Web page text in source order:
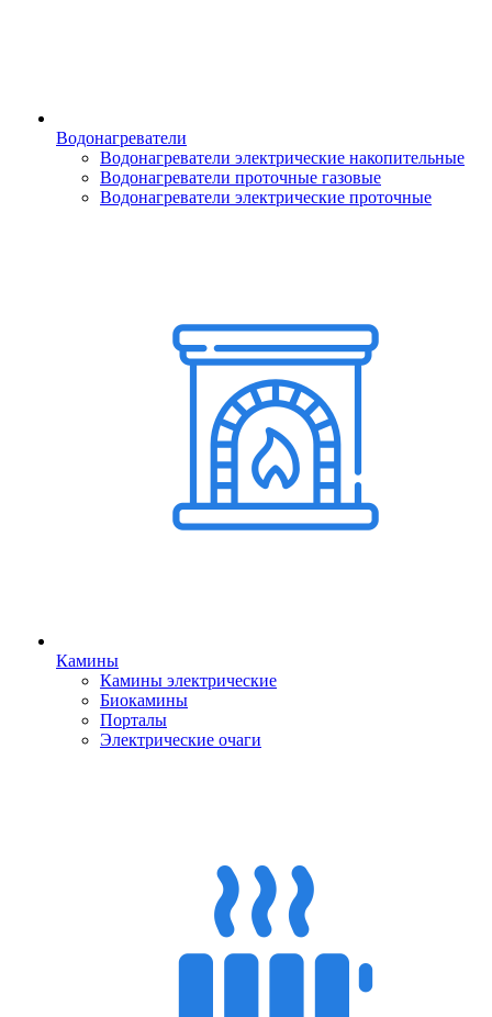
Водонагреватели
Водонагреватели электрические накопительные
Водонагреватели проточные газовые
Водонагреватели электрические проточные
Камины
Камины электрические
Биокамины
Порталы
Электрические очаги